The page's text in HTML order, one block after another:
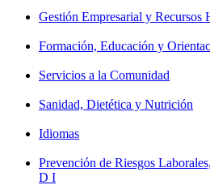
Gestión Empresarial y Recursos
Formación, Educación y
Servicios a la Comunidad
Sanidad, Dietética y Nutrición
Idiomas
Prevención de Riesgos
D I